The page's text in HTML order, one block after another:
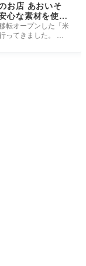
お店 あおいそ
心な素材を使用
だけます。
転オープンした「米
ってきました。 県